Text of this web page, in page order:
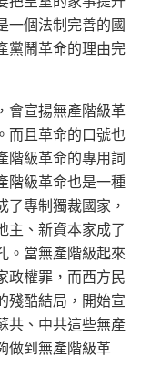
一個法制完善的國
黨鬧革命的理由完
會宣揚無產階級革
而且革命的口號也
階級革命的專用詞
階級革命也是一種
專制獨裁國家，
主、新資本家成了
。當無產階級起來
政權罪，而西方民
殘酷結局，開始宣
共、中共這些無產
做到無產階級革